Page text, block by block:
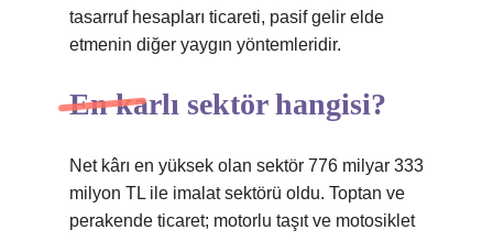
tasarruf hesapları ticareti, pasif gelir elde
etmenin diğer yaygın yöntemleridir.
En karlı sektör hangisi?
Net kârı en yüksek olan sektör 776 milyar 333
milyon TL ile imalat sektörü oldu. Toptan ve
perakende ticaret; motorlu taşıt ve motosiklet